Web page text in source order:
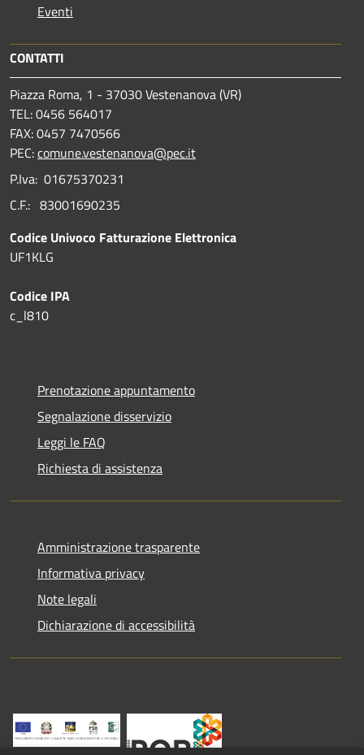
Eventi
CONTATTI
Piazza Roma, 1 - 37030 Vestenanova (VR)
TEL: 0456 564017
FAX: 0457 7470566
PEC:comune.vestenanova@pec.it
P.Iva: 01675370231
C.F.: 83001690235
Codice Univoco Fatturazione Elettronica
UF1KLG
Codice IPA
c_l810
Prenotazione appuntamento
Segnalazione disservizio
Leggi le FAQ
Richiesta di assistenza
Amministrazione trasparente
Informativa privacy
Note legali
Dichiarazione di accessibilità